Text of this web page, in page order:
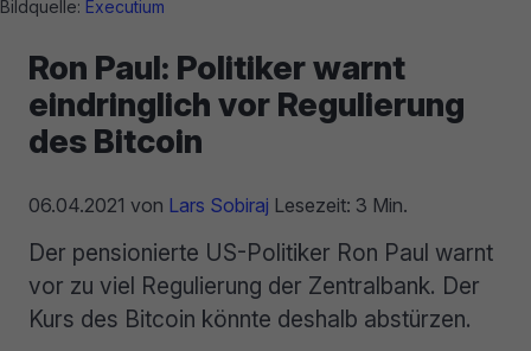
Bildquelle: Executium
Ron Paul: Politiker warnt
eindringlich vor Regulierung
des Bitcoin
06.04.2021 von Lars Sobiraj Lesezeit: 3 Min.
Der pensionierte US-Politiker Ron Paul warnt
vor zu viel Regulierung der Zentralbank. Der
Kurs des Bitcoin könnte deshalb abstürzen.